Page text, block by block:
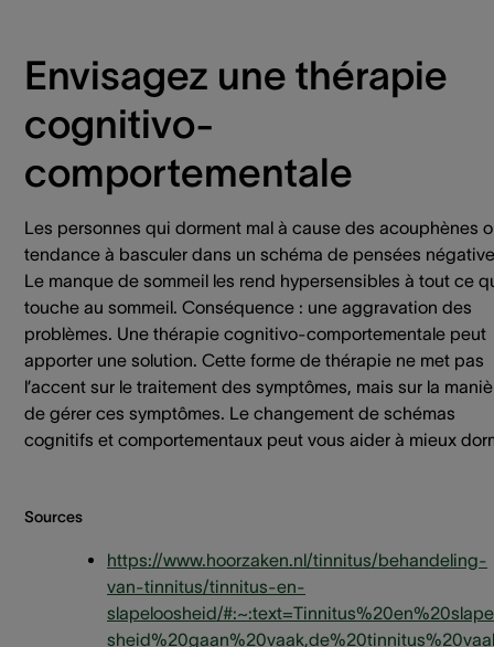
Envisagez une thérapie
cognitivo-
comportementale
Les personnes qui dorment mal à cause des acouphènes
tendance à basculer dans un schéma de pensées
Le manque de sommeil les rend hypersensibles à tout ce
touche au sommeil. Conséquence : une aggravation des
problèmes. Une thérapie cognitivo-comportementale peut
apporter une solution. Cette forme de thérapie ne met pas
l’accent sur le traitement des symptômes, mais sur la
de gérer ces symptômes. Le changement de schémas
cognitifs et comportementaux peut vous aider à mieux
Sources
https://www.hoorzaken.nl/tinnitus/behandeling-
van-tinnitus/tinnitus-en-
slapeloosheid/